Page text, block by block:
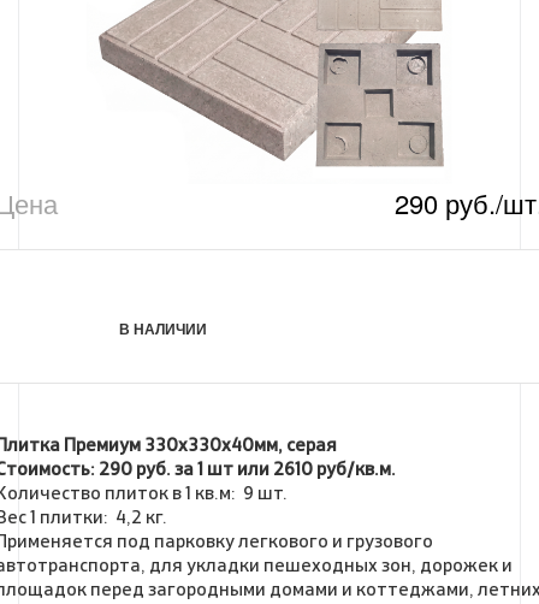
290 руб./
В НАЛИЧИИ
Премиум 330х330х40мм, серая
290 руб. за 1 шт или 2610 руб/кв.м.
плиток в 1 кв.м: 9 шт.
1 плитки: 4,2 кг.
под парковку легкового и грузового
для укладки пешеходных зон, дорожек и
перед загородными домами и коттеджами,